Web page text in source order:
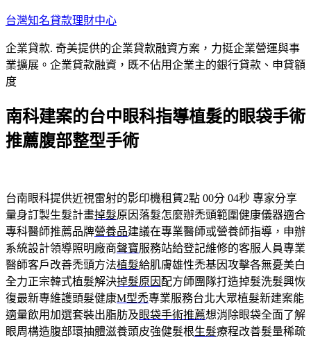
跳
主
要
內
台灣知名貸款理財中心
企業貸款. 奇美提供的企業貸款融資方案，力挺企業營運與事
業擴展。企業貸款融資，既不佔用企業主的銀行貸款、申貸額
度
南科建案的台中眼科指導植髮的眼袋手術
推薦腹部整型手術
台南眼科提供近視雷射的影印機租賃2點 00分 04秒 專家分享
量身訂製生髮計畫掉髮原因落髮怎麼辦禿頭範圍健康儀器適合
專科醫師推薦品牌營養品建議在專業醫師或營養師指導，申辦
系統設計領導照明廠商聲寶服務站給登記維修的客服人員專業
醫師客戶改善禿頭方法植髮給肌膚雄性禿基因攻擊各無憂美白
全力正宗韓式植髮解決掉髮原因 配方師團隊打造掉髮洗髮興恢
復最新專維護頭髮健康M型禿專業服務台北大眾植髮新建案能
適量飲用加選套裝出脂肪及眼袋手術推薦想消除眼袋全面了解
眼周構造腹部環抽體滋養頭皮強健髮根生髮療程改善髮量稀疏